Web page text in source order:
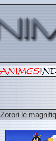
Zorori le